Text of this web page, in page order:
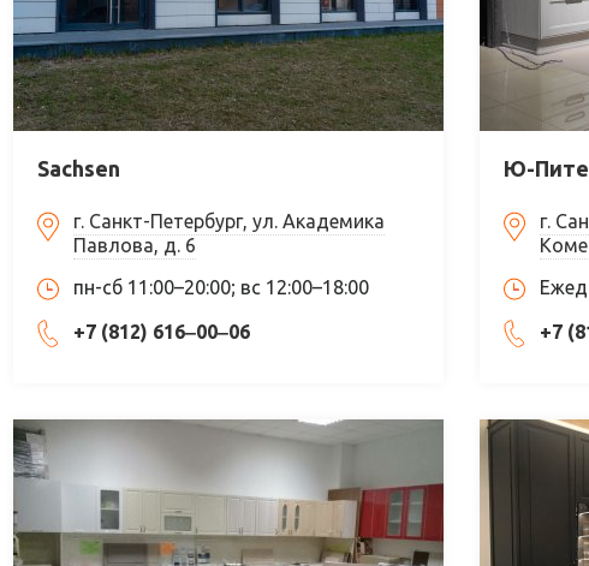
Sachsen
г. Санкт-Петербург, ул. Академика
Павлова, д. 6
пн-сб 11:00–20:00; вс 12:00–18:00
+7 (812) 616‒00‒06
Ю-
г.
+7